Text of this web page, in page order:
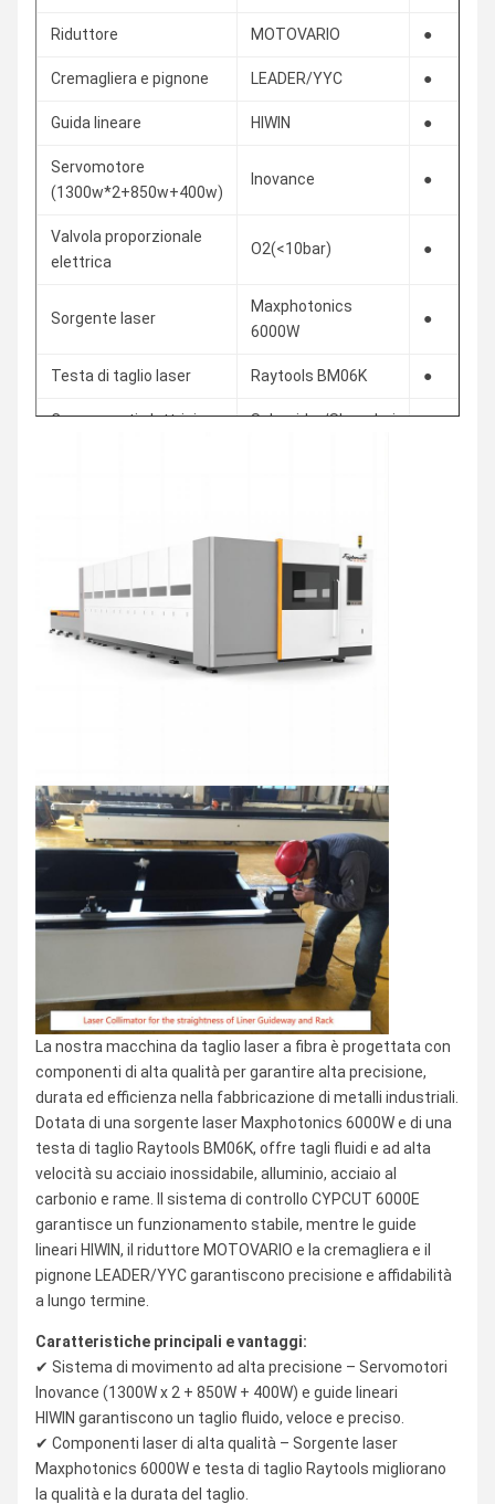
Riduttore MOTOVARIO ●
Cremagliera e pignone LEADER/YYC ●
Guida lineare HIWIN ●
Servomotore
(1300w*2+850w+400w)
Inovance ●
Valvola proporzionale
elettrica
O2(<10bar) ●
Sorgente laser
Maxphotonics
6000W
●
Testa di taglio laser Raytools BM06K ●
Componenti elettrici
Schneider/Shanghai
Regolatore di tensione
polvere intelligente
opzionale
Compressore d'aria Serie TANOP
Valvola di controllo gas
di taglio N₂
opzionale
La nostra macchina da taglio laser a fibra è progettata con
componenti di alta qualità per garantire alta precisione,
durata ed efficienza nella fabbricazione di metalli industriali.
Dotata di una sorgente laser Maxphotonics 6000W e di una
testa di taglio Raytools BM06K, offre tagli fluidi e ad alta
velocità su acciaio inossidabile, alluminio, acciaio al
carbonio e rame. Il sistema di controllo CYPCUT 6000E
garantisce un funzionamento stabile, mentre le guide
lineari HIWIN, il riduttore MOTOVARIO e la cremagliera e il
pignone LEADER/YYC garantiscono precisione e affidabilità
a lungo termine.
Caratteristiche principali e vantaggi:
✔ Sistema di movimento ad alta precisione – Servomotori
Inovance (1300W x 2 + 850W + 400W) e guide lineari
HIWIN garantiscono un taglio fluido, veloce e preciso.
✔ Componenti laser di alta qualità – Sorgente laser
Maxphotonics 6000W e testa di taglio Raytools migliorano
la qualità e la durata del taglio.